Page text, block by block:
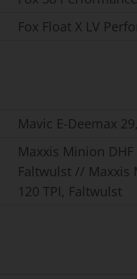
Fox Float X LV
Mavic E-Deemax
Maxxis Minion
Faltwulst // Maxxis
120 TPI, Faltwulst